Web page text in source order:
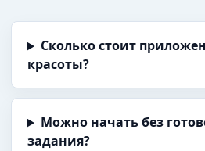
Сколько стоит
красоты?
Можно начать без
задания?